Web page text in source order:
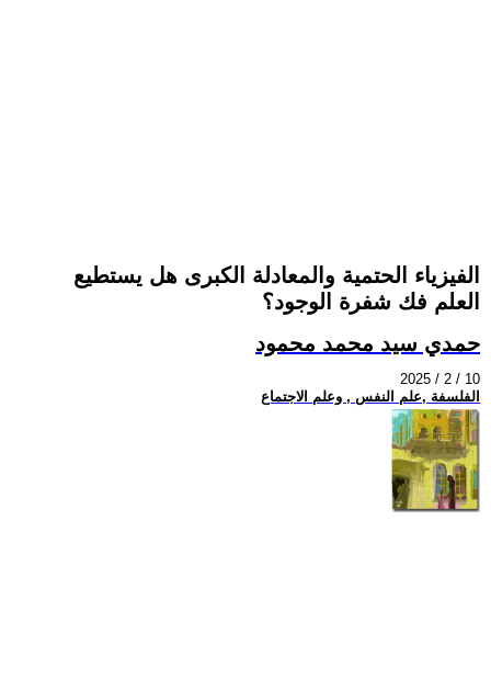
الفيزياء الحتمية والمعادلة الكبرى هل يستطيع
العلم فك شفرة الوجود؟
حمدي سيد محمد محمود
2025 / 2 / 10
الفلسفة ,علم النفس , وعلم الاجتماع